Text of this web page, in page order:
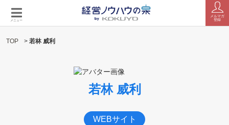
メニュー
メルマガ
登録
TOP > 若林 威利
若林 威利
WEBサイト